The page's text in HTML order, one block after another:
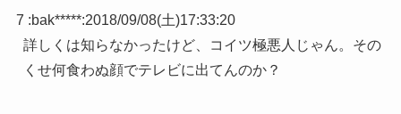
7 :bak*****:2018/09/08(土)17:33:20
詳しくは知らなかったけど、コイツ極悪人じゃん。その
くせ何食わぬ顔でテレビに出てんのか？